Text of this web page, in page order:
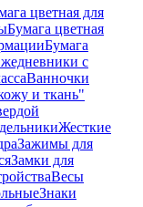
цветная для
Бумага цветная
Бумага
с
Ванночки
и ткань"
Жесткие
Зажимы для
Замки для
Весы
Знаки